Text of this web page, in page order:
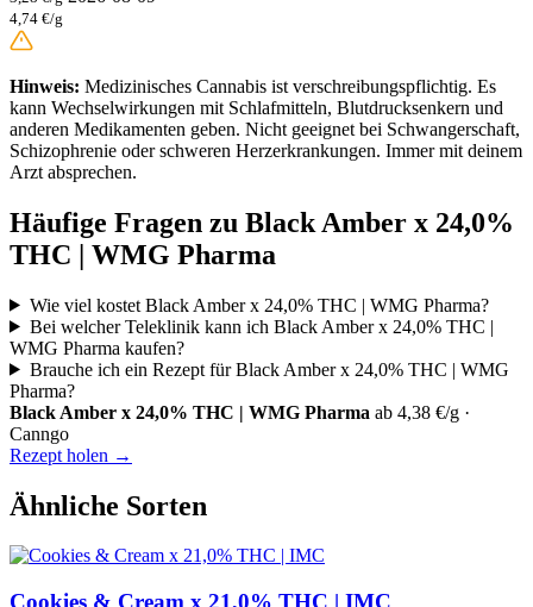
4,74 €/g
Hinweis: Medizinisches Cannabis ist verschreibungspflichtig. Es
kann Wechselwirkungen mit Schlafmitteln, Blutdrucksenkern und
anderen Medikamenten geben. Nicht geeignet bei Schwangerschaft,
Schizophrenie oder schweren Herzerkrankungen. Immer mit deinem
Arzt absprechen.
Häufige Fragen zu Black Amber x 24,0%
THC | WMG Pharma
Wie viel kostet Black Amber x 24,0% THC | WMG Pharma?
Bei welcher Teleklinik kann ich Black Amber x 24,0% THC |
WMG Pharma kaufen?
Brauche ich ein Rezept für Black Amber x 24,0% THC | WMG
Pharma?
Black Amber x 24,0% THC | WMG Pharma ab 4,38 €/g ·
Canngo
Rezept holen →
Ähnliche Sorten
Cookies & Cream x 21,0% THC | IMC